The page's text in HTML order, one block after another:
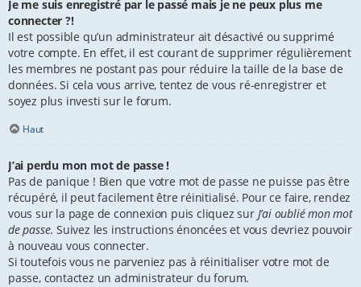
Je me suis enregistré par le passé mais je ne peux plus me
connecter ?!
Il est possible qu’un administrateur ait désactivé ou supprimé
votre compte. En effet, il est courant de supprimer régulièrement
les membres ne postant pas pour réduire la taille de la base de
données. Si cela vous arrive, tentez de vous ré-enregistrer et
soyez plus investi sur le forum.
Haut
J’ai perdu mon mot de passe !
Pas de panique ! Bien que votre mot de passe ne puisse pas être
récupéré, il peut facilement être réinitialisé. Pour ce faire, rendez
vous sur la page de connexion puis cliquez sur J’ai oublié mon mot
de passe. Suivez les instructions énoncées et vous devriez pouvoir
à nouveau vous connecter.
Si toutefois vous ne parveniez pas à réinitialiser votre mot de
passe, contactez un administrateur du forum.